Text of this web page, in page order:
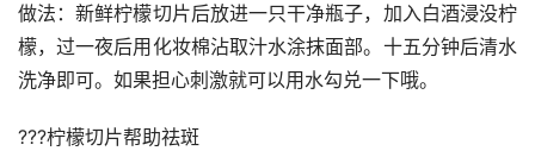
做法：新鲜柠檬切片后放进一只干净瓶子，加入白酒浸没柠
檬，过一夜后用化妆棉沾取汁水涂抹面部。十五分钟后清水
洗净即可。如果担心刺激就可以用水勾兑一下哦。
???柠檬切片帮助祛斑